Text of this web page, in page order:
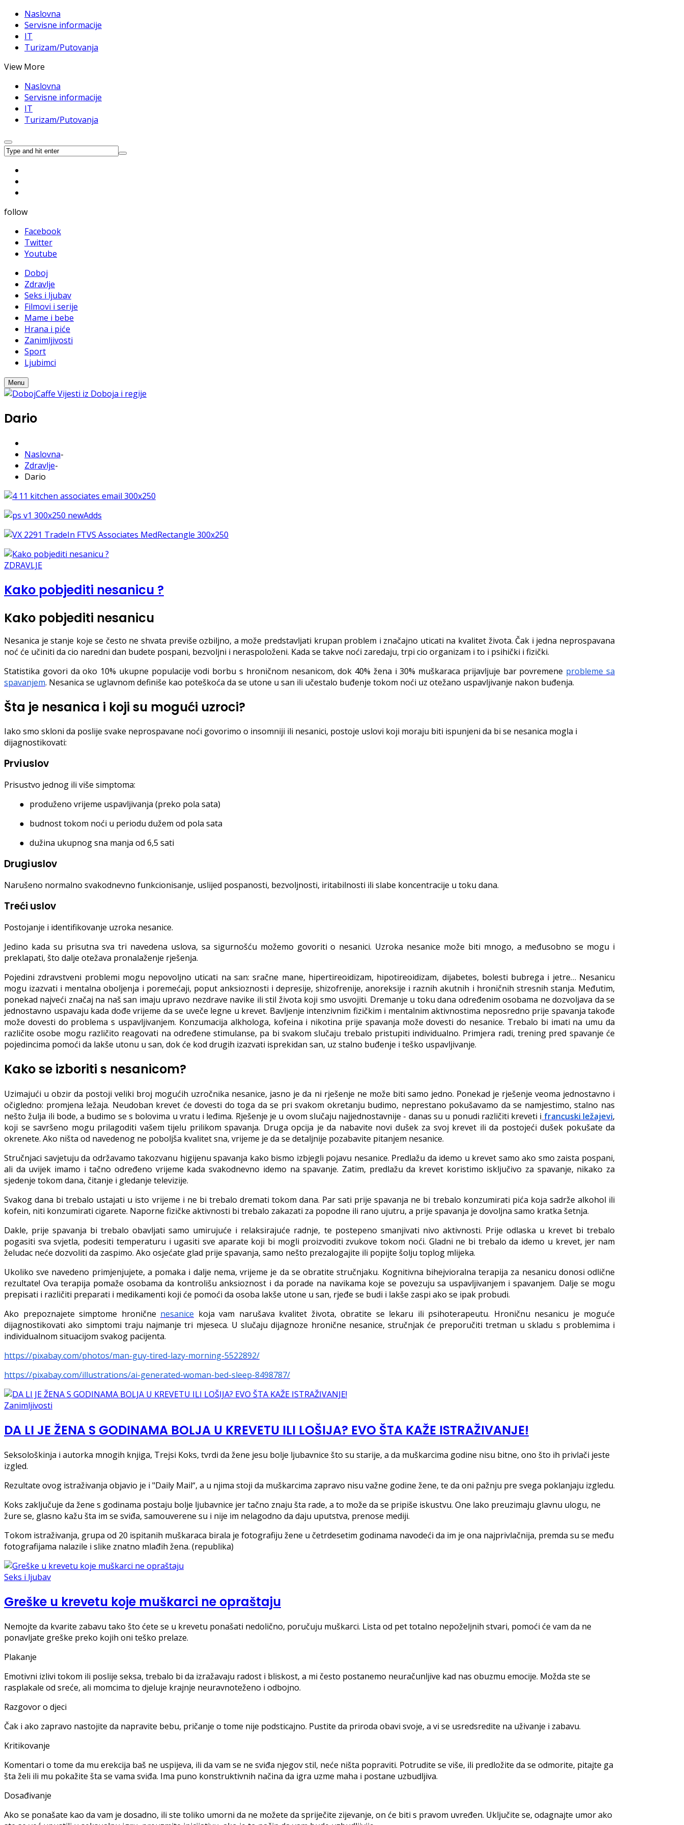
Naslovna
Servisne informacije
IT
Turizam/Putovanja
View More
Naslovna
Servisne informacije
IT
Turizam/Putovanja
follow
Facebook
Twitter
Youtube
Doboj
Zdravlje
Seks i ljubav
Filmovi i serije
Mame i bebe
Hrana i piće
Zanimljivosti
Sport
Ljubimci
Menu
Dario
Naslovna-
Zdravlje-
Dario
ZDRAVLJE
Kako pobjediti nesanicu ?
Kako pobjediti nesanicu
Nesanica je stanje koje se često ne shvata previše ozbiljno, a može predstavljati krupan problem i značajno uticati na kvalitet života. Čak i jedna neprospavana
noć će učiniti da cio naredni dan budete pospani, bezvoljni i neraspoloženi. Kada se takve noći zaredaju, trpi cio organizam i to i psihički i fizički.
Statistika govori da oko 10% ukupne populacije vodi borbu s hroničnom nesanicom, dok 40% žena i 30% muškaraca prijavljuje bar povremene probleme sa
spavanjem. Nesanica se uglavnom definiše kao poteškoća da se utone u san ili učestalo buđenje tokom noći uz otežano uspavljivanje nakon buđenja.
Šta je nesanica i koji su mogući uzroci?
Iako smo skloni da poslije svake neprospavane noći govorimo o insomniji ili nesanici, postoje uslovi koji moraju biti ispunjeni da bi se nesanica mogla i
dijagnostikovati:
Prviuslov
Prisustvo jednog ili više simptoma:
● produženo vrijeme uspavljivanja (preko pola sata)
● budnost tokom noći u periodu dužem od pola sata
● dužina ukupnog sna manja od 6,5 sati
Drugiuslov
Narušeno normalno svakodnevno funkcionisanje, uslijed pospanosti, bezvoljnosti, iritabilnosti ili slabe koncentracije u toku dana.
Treći uslov
Postojanje i identifikovanje uzroka nesanice.
Jedino kada su prisutna sva tri navedena uslova, sa sigurnošću možemo govoriti o nesanici. Uzroka nesanice može biti mnogo, a međusobno se mogu i
preklapati, što dalje otežava pronalaženje rješenja.
Pojedini zdravstveni problemi mogu nepovoljno uticati na san: sračne mane, hipertireoidizam, hipotireoidizam, dijabetes, bolesti bubrega i jetre… Nesanicu
mogu izazvati i mentalna oboljenja i poremećaji, poput anksioznosti i depresije, shizofrenije, anoreksije i raznih akutnih i hroničnih stresnih stanja. Međutim,
ponekad najveći značaj na naš san imaju upravo nezdrave navike ili stil života koji smo usvojiti. Dremanje u toku dana određenim osobama ne dozvoljava da se
jednostavno uspavaju kada dođe vrijeme da se uveče legne u krevet. Bavljenje intenzivnim fizičkim i mentalnim aktivnostima neposredno prije spavanja takođe
može dovesti do problema s uspavljivanjem. Konzumacija alkhologa, kofeina i nikotina prije spavanja može dovesti do nesanice. Trebalo bi imati na umu da
različite osobe mogu različito reagovati na određene stimulanse, pa bi svakom slučaju trebalo pristupiti individualno. Primjera radi, trening pred spavanje će
pojedincima pomoći da lakše utonu u san, dok će kod drugih izazvati isprekidan san, uz stalno buđenje i teško uspavljivanje.
Kako se izboriti s nesanicom?
Uzimajući u obzir da postoji veliki broj mogućih uzročnika nesanice, jasno je da ni rješenje ne može biti samo jedno. Ponekad je rješenje veoma jednostavno i
očigledno: promjena ležaja. Neudoban krevet će dovesti do toga da se pri svakom okretanju budimo, neprestano pokušavamo da se namjestimo, stalno nas
nešto žulja ili bode, a budimo se s bolovima u vratu i leđima. Rješenje je u ovom slučaju najjednostavnije - danas su u ponudi različiti kreveti i francuski ležajevi,
koji se savršeno mogu prilagoditi vašem tijelu prilikom spavanja. Druga opcija je da nabavite novi dušek za svoj krevet ili da postojeći dušek pokušate da
okrenete. Ako ništa od navedenog ne poboljša kvalitet sna, vrijeme je da se detaljnije pozabavite pitanjem nesanice.
Stručnjaci savjetuju da održavamo takozvanu higijenu spavanja kako bismo izbjegli pojavu nesanice. Predlažu da idemo u krevet samo ako smo zaista pospani,
ali da uvijek imamo i tačno određeno vrijeme kada svakodnevno idemo na spavanje. Zatim, predlažu da krevet koristimo isključivo za spavanje, nikako za
sjedenje tokom dana, čitanje i gledanje televizije.
Svakog dana bi trebalo ustajati u isto vrijeme i ne bi trebalo dremati tokom dana. Par sati prije spavanja ne bi trebalo konzumirati pića koja sadrže alkohol ili
kofein, niti konzumirati cigarete. Naporne fizičke aktivnosti bi trebalo zakazati za popodne ili rano ujutru, a prije spavanja je dovoljna samo kratka šetnja.
Dakle, prije spavanja bi trebalo obavljati samo umirujuće i relaksirajuće radnje, te postepeno smanjivati nivo aktivnosti. Prije odlaska u krevet bi trebalo
pogasiti sva svjetla, podesiti temperaturu i ugasiti sve aparate koji bi mogli proizvoditi zvukove tokom noći. Gladni ne bi trebalo da idemo u krevet, jer nam
želudac neće dozvoliti da zaspimo. Ako osjećate glad prije spavanja, samo nešto prezalogajite ili popijte šolju toplog mlijeka.
Ukoliko sve navedeno primjenjujete, a pomaka i dalje nema, vrijeme je da se obratite stručnjaku. Kognitivna bihejvioralna terapija za nesanicu donosi odlične
rezultate! Ova terapija pomaže osobama da kontrolišu anksioznost i da porade na navikama koje se povezuju sa uspavljivanjem i spavanjem. Dalje se mogu
prepisati i različiti preparati i medikamenti koji će pomoći da osoba lakše utone u san, rjeđe se budi i lakše zaspi ako se ipak probudi.
Ako prepoznajete simptome hronične nesanice koja vam narušava kvalitet života, obratite se lekaru ili psihoterapeutu. Hroničnu nesanicu je moguće
dijagnostikovati ako simptomi traju najmanje tri mjeseca. U slučaju dijagnoze hronične nesanice, stručnjak će preporučiti tretman u skladu s problemima i
individualnom situacijom svakog pacijenta.
https://pixabay.com/photos/man-guy-tired-lazy-morning-5522892/
https://pixabay.com/illustrations/ai-generated-woman-bed-sleep-8498787/
Zanimljivosti
DA LI JE ŽENA S GODINAMA BOLJA U KREVETU ILI LOŠIJA? EVO ŠTA KAŽE ISTRAŽIVANJE!
Seksološkinja i autorka mnogih knjiga, Trejsi Koks, tvrdi da žene jesu bolje ljubavnice što su starije, a da muškarcima godine nisu bitne, ono što ih privlači jeste
izgled.
Rezultate ovog istraživanja objavio je i "Daily Mail“, a u njima stoji da muškarcima zapravo nisu važne godine žene, te da oni pažnju pre svega poklanjaju izgledu.
Koks zaključuje da žene s godinama postaju bolje ljubavnice jer tačno znaju šta rade, a to može da se pripiše iskustvu. One lako preuzimaju glavnu ulogu, ne
žure se, glasno kažu šta im se sviđa, samouverene su i nije im nelagodno da daju uputstva, prenose mediji.
Tokom istraživanja, grupa od 20 ispitanih muškaraca birala je fotografiju žene u četrdesetim godinama navodeći da im je ona najprivlačnija, premda su se među
fotografijama nalazile i slike znatno mlađih žena. (republika)
Seks i ljubav
Greške u krevetu koje muškarci ne opraštaju
Nemojte da kvarite zabavu tako što ćete se u krevetu ponašati nedolično, poručuju muškarci. Lista od pet totalno nepoželjnih stvari, pomoći će vam da ne
ponavljate greške preko kojih oni teško prelaze.
Plakanje
Emotivni izlivi tokom ili poslije seksa, trebalo bi da izražavaju radost i bliskost, a mi često postanemo neuračunljive kad nas obuzmu emocije. Možda ste se
rasplakale od sreće, ali momcima to djeluje krajnje neuravnoteženo i odbojno.
Razgovor o djeci
Čak i ako zapravo nastojite da napravite bebu, pričanje o tome nije podsticajno. Pustite da priroda obavi svoje, a vi se usredsredite na uživanje i zabavu.
Kritikovanje
Komentari o tome da mu erekcija baš ne uspijeva, ili da vam se ne sviđa njegov stil, neće ništa popraviti. Potrudite se više, ili predložite da se odmorite, pitajte ga
šta želi ili mu pokažite šta se vama sviđa. Ima puno konstruktivnih načina da igra uzme maha i postane uzbudljiva.
Dosađivanje
Ako se ponašate kao da vam je dosadno, ili ste toliko umorni da ne možete da spriječite zijevanje, on će biti s pravom uvređen. Uključite se, odagnajte umor ako